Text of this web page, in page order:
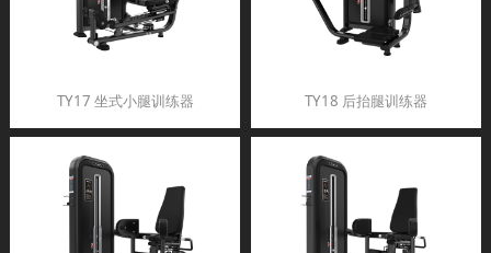
TY17 坐式小腿训练器 TY18 后抬腿训练器